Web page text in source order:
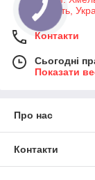
область,
Контакти
Сьогодні
Показати
Про нас
Контакти